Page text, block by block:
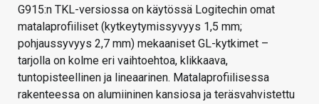
G915:n TKL-versiossa on käytössä Logitechin omat
matalaprofiiliset (kytkeytymissyvyys 1,5 mm;
pohjaussyvyys 2,7 mm) mekaaniset GL-kytkimet –
tarjolla on kolme eri vaihtoehtoa, klikkaava,
tuntopisteellinen ja lineaarinen. Matalaprofiilisessa
rakenteessa on alumiininen kansiosa ja teräsvahvistettu